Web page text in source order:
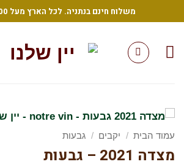
משלוח חינם בנתניה. לכל הארץ מעל 1000 ש"ח חינם.
עמוד הבית / יקבים / גבעות
מצדה 2021 – גבעות